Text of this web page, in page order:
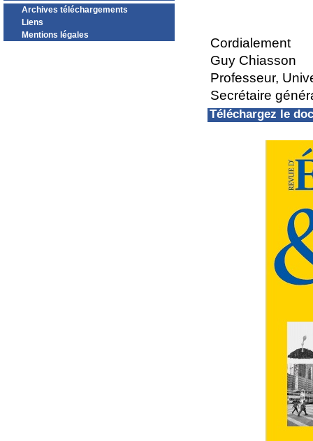
Archives téléchargements
Liens
Mentions légales
Cordialement
Guy Chiasson
Professeur,
Secrétaire
Téléchargez le